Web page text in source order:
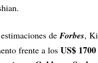
de Forbes,
frente a los US$